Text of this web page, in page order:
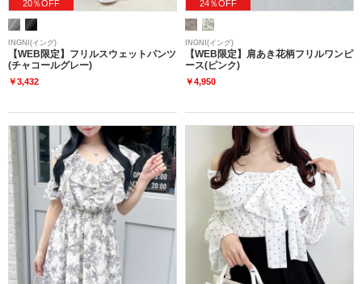
20％OFF
INGNI(イング)
【WEB限定】フリルスウェットパンツ
(チャコールグレー)
￥3,432
24％OFF
INGNI(イング)
【WEB限定】肩あき花柄フリルワンピ
ース(ピンク)
￥4,950